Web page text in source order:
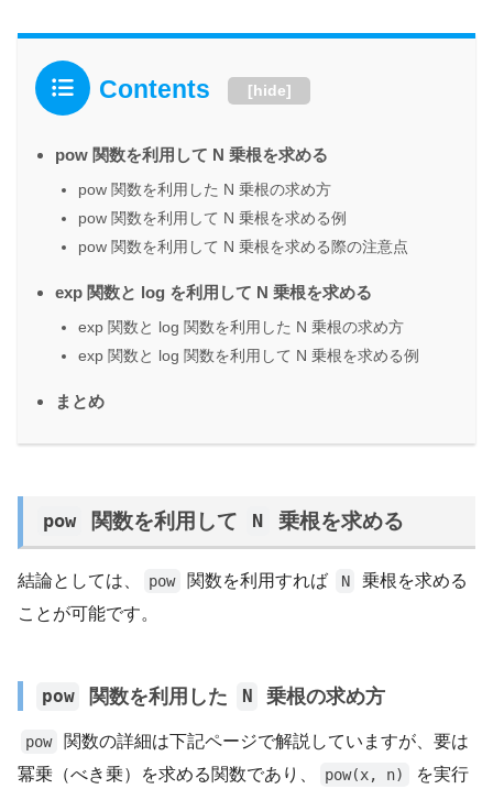
Contents [hide]
pow 関数を利用して N 乗根を求める
pow 関数を利用した N 乗根の求め方
pow 関数を利用して N 乗根を求める例
pow 関数を利用して N 乗根を求める際の注意点
exp 関数と log を利用して N 乗根を求める
exp 関数と log 関数を利用した N 乗根の求め方
exp 関数と log 関数を利用して N 乗根を求める例
まとめ
pow 関数を利用して N 乗根を求める
結論としては、 pow 関数を利用すれば N
乗根を求める
ことが可能です。
pow 関数を利用した N 乗根の求め方
pow
関数の詳細は下記ページで解説していますが、要は
冪乗（べき乗）を求める関数であり、
pow(x, n)
を実行